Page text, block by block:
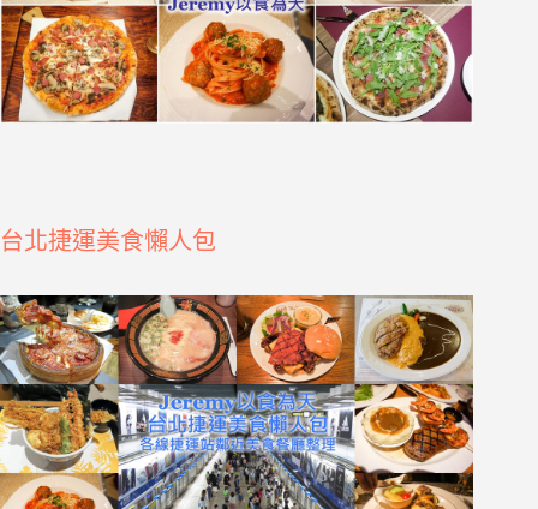
台北捷運美食懶人包